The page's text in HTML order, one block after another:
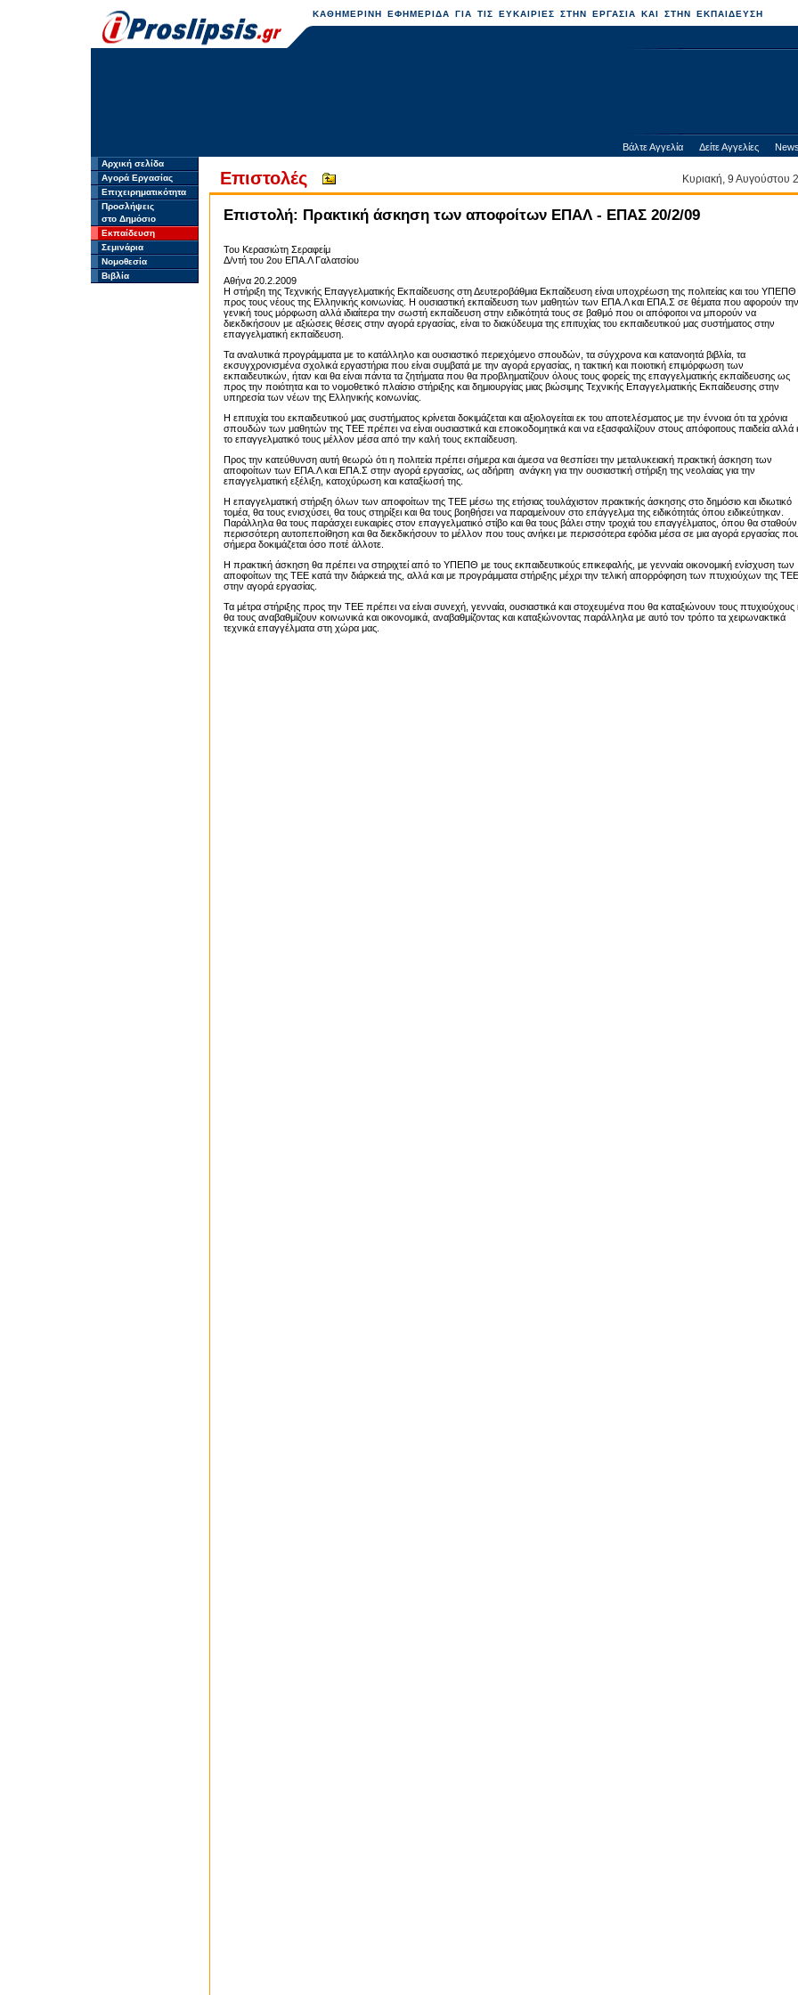
ΚΑΘΗΜΕΡΙΝΗ ΕΦΗΜΕΡΙΔΑ ΓΙΑ ΤΙΣ ΕΥΚΑΙΡΙΕΣ ΣΤΗΝ ΕΡΓΑΣΙΑ ΚΑΙ ΣΤΗΝ ΕΚΠΑΙΔΕΥΣΗ
Βάλτε Αγγελία Δείτε Αγγελίες
Αρχική σελίδα
Αγορά Εργασίας
Επιχειρηματικότητα
Προσλήψεις
στο Δημόσιο
Εκπαίδευση
Σεμινάρια
Νομοθεσία
Βιβλία
Επιστολές Κυριακή, 9 Αυγούστου
Επιστολή: Πρακτική άσκηση των αποφοίτων ΕΠΑΛ - ΕΠΑΣ 20/2/09
Του Κερασιώτη Σεραφείμ
Δ/ντή του 2ου ΕΠΑ.Λ Γαλατσίου
Αθήνα 20.2.2009
Η στήριξη της Τεχνικής Επαγγελματικής Εκπαίδευσης στη Δευτεροβάθμια Εκπαίδευση είναι υποχρέωση της πολιτείας και του ΥΠΕΠΘ
προς τους νέους της Ελληνικής κοινωνίας. Η ουσιαστική εκπαίδευση των μαθητών των ΕΠΑ.Λ και ΕΠΑ.Σ σε θέματα που αφορούν την
γενική τους μόρφωση αλλά ιδιαίτερα την σωστή εκπαίδευση στην ειδικότητά τους σε βαθμό που οι απόφοιτοι να μπορούν να
διεκδικήσουν με αξιώσεις θέσεις στην αγορά εργασίας, είναι το διακύδευμα της επιτυχίας του εκπαιδευτικού μας συστήματος στην
επαγγελματική εκπαίδευση.
Τα αναλυτικά προγράμματα με το κατάλληλο και ουσιαστικό περιεχόμενο σπουδών, τα σύγχρονα και κατανοητά βιβλία, τα
εκσυγχρονισμένα σχολικά εργαστήρια που είναι συμβατά με την αγορά εργασίας, η τακτική και ποιοτική επιμόρφωση των
εκπαιδευτικών, ήταν και θα είναι πάντα τα ζητήματα που θα προβληματίζουν όλους τους φορείς της επαγγελματικής εκπαίδευσης ως
προς την ποιότητα και το νομοθετικό πλαίσιο στήριξης και δημιουργίας μιας βιώσιμης Τεχνικής Επαγγελματικής Εκπαίδευσης στην
υπηρεσία των νέων της Ελληνικής κοινωνίας.
Η επιτυχία του εκπαιδευτικού μας συστήματος κρίνεται δοκιμάζεται και αξιολογείται εκ του αποτελέσματος με την έννοια ότι τα χρόνια
σπουδών των μαθητών της ΤΕΕ πρέπει να είναι ουσιαστικά και εποικοδομητικά και να εξασφαλίζουν στους απόφοιτους παιδεία αλλά
το επαγγελματικό τους μέλλον μέσα από την καλή τους εκπαίδευση.
Προς την κατεύθυνση αυτή θεωρώ ότι η πολιτεία πρέπει σήμερα και άμεσα να θεσπίσει την μεταλυκειακή πρακτική άσκηση των
αποφοίτων των ΕΠΑ.Λ και ΕΠΑ.Σ στην αγορά εργασίας, ως αδήριτη ανάγκη για την ουσιαστική στήριξη της νεολαίας για την
επαγγελματική εξέλιξη, κατοχύρωση και καταξίωσή της.
Η επαγγελματική στήριξη όλων των αποφοίτων της ΤΕΕ μέσω της ετήσιας τουλάχιστον πρακτικής άσκησης στο δημόσιο και ιδιωτικό
τομέα, θα τους ενισχύσει, θα τους στηρίξει και θα τους βοηθήσει να παραμείνουν στο επάγγελμα της ειδικότητάς όπου ειδικεύτηκαν.
Παράλληλα θα τους παράσχει ευκαιρίες στον επαγγελματικό στίβο και θα τους βάλει στην τροχιά του επαγγέλματος, όπου θα
περισσότερη αυτοπεποίθηση και θα διεκδικήσουν το μέλλον που τους ανήκει με περισσότερα εφόδια μέσα σε μια αγορά εργασίας
σήμερα δοκιμάζεται όσο ποτέ άλλοτε.
Η πρακτική άσκηση θα πρέπει να στηριχτεί από το ΥΠΕΠΘ με τους εκπαιδευτικούς επικεφαλής, με γενναία οικονομική ενίσχυση των
αποφοίτων της ΤΕΕ κατά την διάρκειά της, αλλά και με προγράμματα στήριξης μέχρι την τελική απορρόφηση των πτυχιούχων της ΤΕΕ
στην αγορά εργασίας.
Τα μέτρα στήριξης προς την ΤΕΕ πρέπει να είναι συνεχή, γενναία, ουσιαστικά και στοχευμένα που θα καταξιώνουν τους πτυχιούχους
θα τους αναβαθμίζουν κοινωνικά και οικονομικά, αναβαθμίζοντας και καταξιώνοντας παράλληλα με αυτό τον τρόπο τα χειρωνακτικά
τεχνικά επαγγέλματα στη χώρα μας.